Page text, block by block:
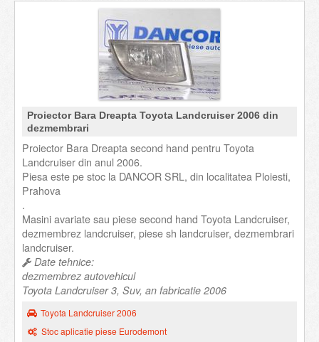
Proiector Bara Dreapta Toyota Landcruiser 2006 din
dezmembrari
Proiector Bara Dreapta second hand pentru Toyota
Landcruiser din anul 2006.
Piesa este pe stoc la DANCOR SRL, din localitatea Ploiesti,
Prahova
.
Masini avariate sau piese second hand Toyota Landcruiser,
dezmembrez landcruiser, piese sh landcruiser, dezmembrari
landcruiser.
Date tehnice:
dezmembrez autovehicul
Toyota Landcruiser 3, Suv, an fabricatie 2006
Toyota Landcruiser 2006
Stoc aplicatie piese Eurodemont